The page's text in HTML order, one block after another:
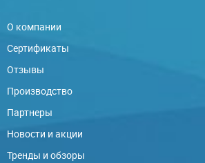
О компании
Сертификаты
Отзывы
Производство
Партнеры
Новости и акции
Тренды и обзоры